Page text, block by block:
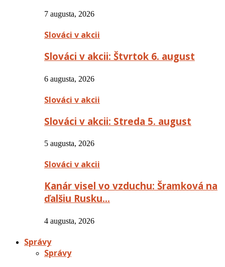
7 augusta, 2026
Slováci v akcii
Slováci v akcii: Štvrtok 6. august
6 augusta, 2026
Slováci v akcii
Slováci v akcii: Streda 5. august
5 augusta, 2026
Slováci v akcii
Kanár visel vo vzduchu: Šramková na
ďalšiu Rusku…
4 augusta, 2026
Správy
Správy